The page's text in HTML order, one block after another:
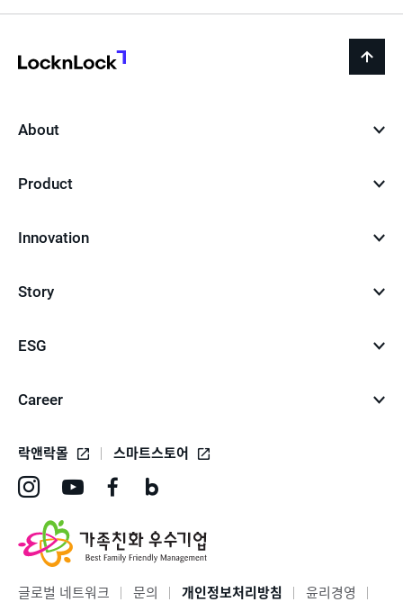
back
About
Product
Innovation
Story
ESG
Career
락앤락몰 스마트스토어
스
타
브
스
버
글로벌 네트워크 문의 개인정보처리방침 윤리경영